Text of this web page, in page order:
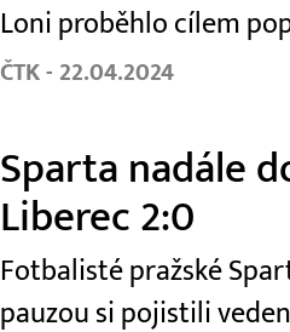
Loni proběhlo cílem
ČTK - 22.04.2024
Sparta nadále
Liberec 2:0
Fotbalisté pražské
pauzou si pojistili